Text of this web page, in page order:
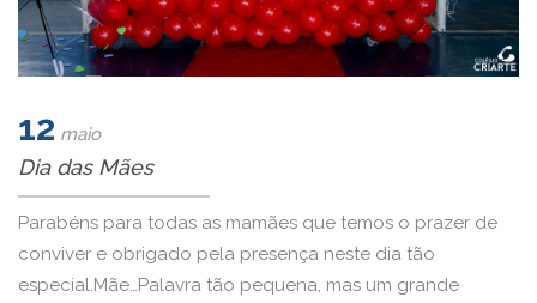
12 maio
Dia das Mães
Parabéns para todas as mamães que temos o prazer de
conviver e obrigado pela presença neste dia tão
especial.Mãe…Palavra tão pequena, mas um grande